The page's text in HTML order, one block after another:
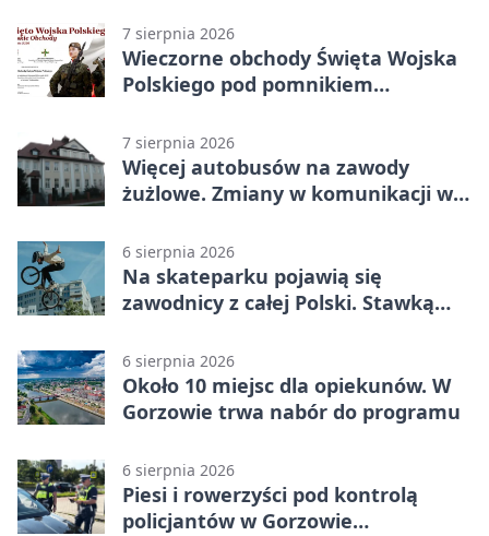
7 sierpnia 2026
Wieczorne obchody Święta Wojska
Polskiego pod pomnikiem
7 sierpnia 2026
Więcej autobusów na zawody
żużlowe. Zmiany w komunikacji w
6 sierpnia 2026
Na skateparku pojawią się
zawodnicy z całej Polski. Stawką
6 sierpnia 2026
Około 10 miejsc dla opiekunów. W
Gorzowie trwa nabór do programu
6 sierpnia 2026
Piesi i rowerzyści pod kontrolą
policjantów w Gorzowie